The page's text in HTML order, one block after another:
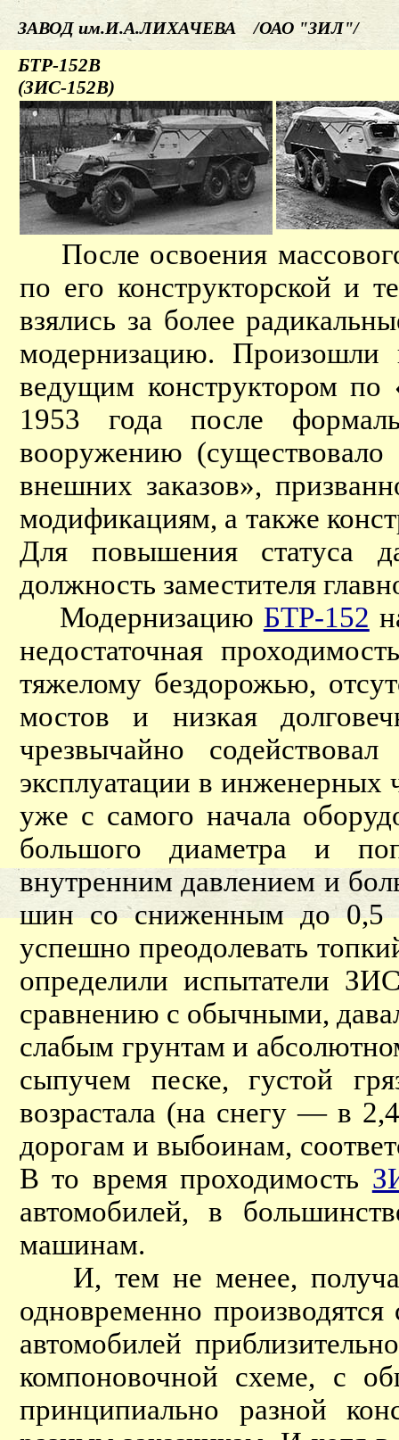
ЗАВОД им.И.А.ЛИХАЧЕВА /ОАО "ЗИЛ"/
БТР-152В
(ЗИС-152В)
После освоения
по его конструкторской и
взялись за более
модернизацию. Произошли
ведущим конструктором
1953 года после
вооружению
внешних заказов»,
модификациям, а также
Для повышения статуса
должность заместителя
Модернизацию БТР-152
недостаточная
тяжелому бездорожью,
мостов и низкая
чрезвычайно
эксплуатации в
уже с самого начала
большого диаметра и
внутренним давлением и
шин со сниженным до 0,5
успешно преодолевать
определили испытатели
сравнению с обычными,
слабым грунтам и
сыпучем песке, густой
возрастала (на снегу — в
дорогам и выбоинам,
В то время проходимость
автомобилей, в
машинам.
И, тем не менее,
одновременно
автомобилей
компоновочной схеме, с
принципиально разной